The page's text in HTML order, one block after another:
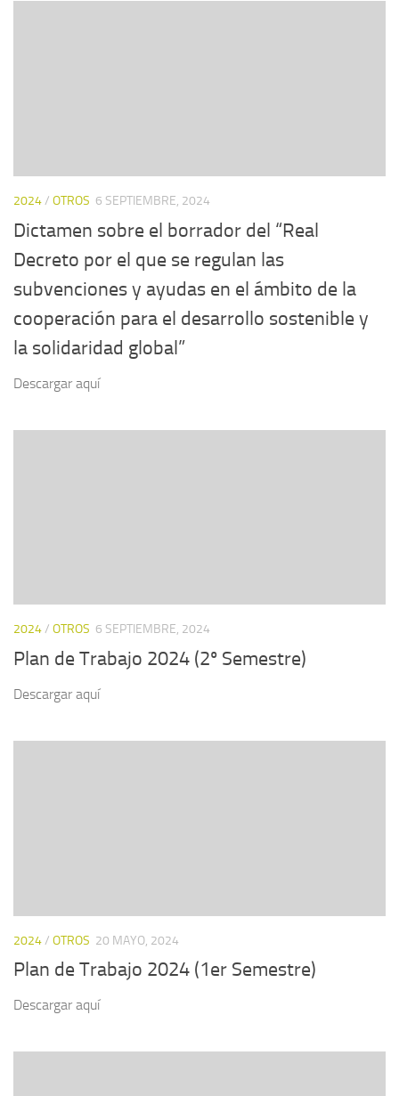
2024/ OTROS 6 SEPTIEMBRE, 2024
Dictamen sobre el borrador del “Real
Decreto por el que se regulan las
subvenciones y ayudas en el ámbito de la
cooperación para el desarrollo sostenible y
la solidaridad global”
Descargar aquí
2024/ OTROS 6 SEPTIEMBRE, 2024
Plan de Trabajo 2024 (2º Semestre)
Descargar aquí
2024/ OTROS 20 MAYO, 2024
Plan de Trabajo 2024 (1er Semestre)
Descargar aquí